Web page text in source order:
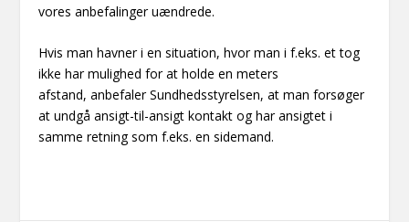
vores anbefalinger uændrede.
Hvis man havner i en situation, hvor man i f.eks. et tog
ikke har mulighed for at holde en meters
afstand,anbefalerSundhedsstyrelsen, at man forsøger
at undgå ansigt-til-ansigt kontakt og har ansigtet i
samme retning som f.eks. en sidemand.